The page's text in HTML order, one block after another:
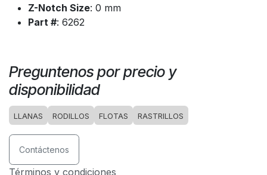
Z-Notch Size: 0 mm
Part #: 6262
Preguntenos por precio y
disponibilidad
LLANAS RODILLOS FLOTAS RASTRILLOS
Contáctenos
Términos y condiciones